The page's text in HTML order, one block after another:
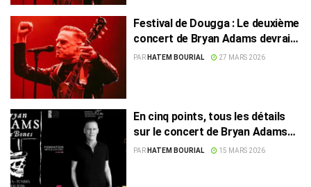
Festival de Dougga : Le deuxième
concert de Bryan Adams devrait
avoir lieu le 3 mai
PAR HATEM BOURIAL 27 MARS 2026
En cinq points, tous les détails
sur le concert de Bryan Adams
en Tunisie
PAR HATEM BOURIAL 15 MARS 2026